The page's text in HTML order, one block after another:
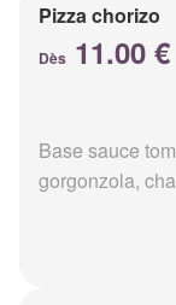
Pizza chorizo
Dès 11.00 €
Base sauce
gorgonzola,